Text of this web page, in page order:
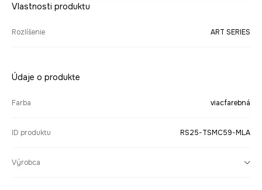
Vlastnosti produktu
Rozlíšenie ART SERIES
Údaje o produkte
Farba viacfarebná
ID produktu RS25-TSMC59-MLA
Výrobca